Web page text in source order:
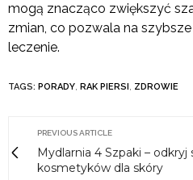
mogą znacząco zwiększyć
zmian, co pozwala na
leczenie.
TAGS: PORADY, RAK PIERSI , ZDROWIE
PREVIOUS ARTICLE
Mydlarnia 4 Szpaki –
kosmetyków dla skóry